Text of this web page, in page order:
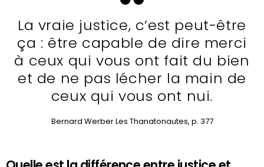
La vraie justice, c’est peut-être
ça : être capable de dire merci
à ceux qui vous ont fait du bien
et de ne pas lécher la main de
ceux qui vous ont nui.
Bernard Werber Les Thanatonautes, p. 377